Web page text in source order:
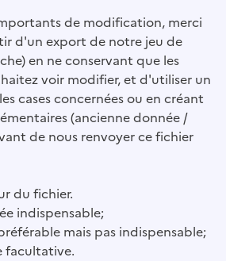
de modification, merci
d'un export de notre jeu de
en ne conservant que les
voir modifier, et d'utiliser un
cases concernées ou en créant
(ancienne donnée /
de nous renvoyer ce fichier
du fichier.
indispensable;
mais pas indispensable;
facultative.